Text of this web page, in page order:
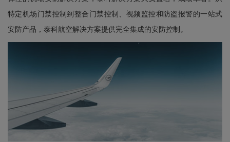
特定机场门禁控制到整合门禁控制、视频监控和防盗报警的一站式
安防产品，泰科航空解决方案提供完全集成的安防控制。